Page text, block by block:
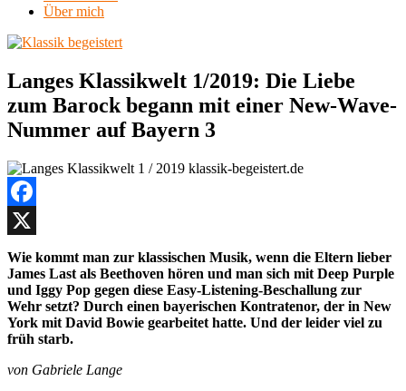
Über mich
Langes Klassikwelt 1/2019: Die Liebe
zum Barock begann mit einer New-Wave-
Nummer auf Bayern 3
Facebook
X
Wie kommt man zur klassischen Musik, wenn die Eltern lieber
James Last als Beethoven hören und man sich mit Deep Purple
und Iggy Pop gegen diese Easy-Listening-Beschallung zur
Wehr setzt? Durch einen bayerischen Kontratenor, der in New
York mit David Bowie gearbeitet hatte. Und der leider viel zu
früh starb.
von Gabriele Lange